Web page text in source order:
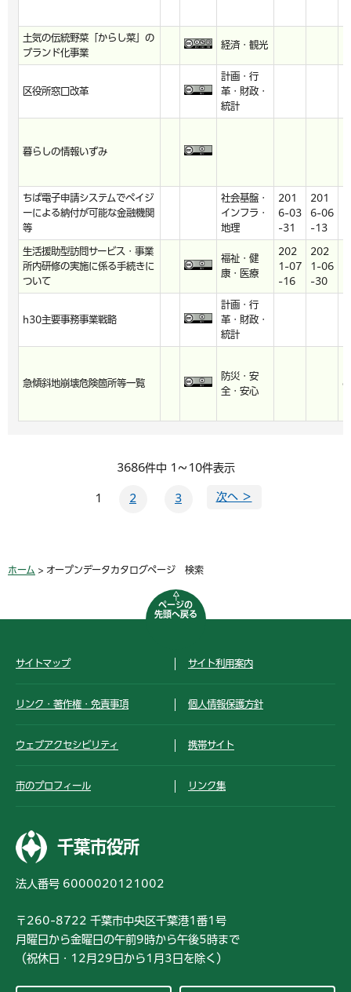
土気の伝統野菜「からし菜」の
ブランド化事業
経済・観光
区役所窓口改革
計画・行
革・財政・
統計
暮らしの情報いずみ
ちば電子申請システムでペイジ
ーによる納付が可能な金融機関
等
社会基盤・
インフラ・
地理
201
6-03
-31
201
6-06
-13
生活援助型訪問サービス・事業
所内研修の実施に係る手続きに
ついて
福祉・健
康・医療
202
1-07
-16
202
1-06
-30
h30主要事務事業戦略
計画・行
革・財政・
統計
急傾斜地崩壊危険箇所等一覧
防災・安
全・安心
3686件中 1～10件表示
1 2 3 次へ ＞
ホーム > オープンデータカタログページ 検索
ページの
先頭へ戻る
サイトマップ サイト利用案内
リンク・著作権・免責事項 個人情報保護方針
ウェブアクセシビリティ 携帯サイト
市のプロフィール リンク集
千葉市役所
法人番号 6000020121002
〒260-8722 千葉市中央区千葉港1番1号
月曜日から金曜日の午前9時から午後5時まで
（祝休日・12月29日から1月3日を除く）